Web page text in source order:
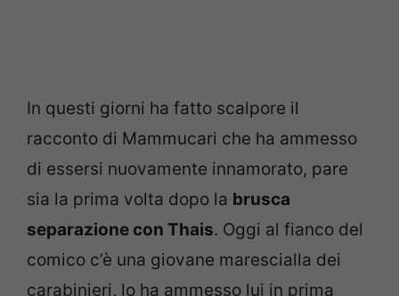
In questi giorni ha fatto scalpore il
racconto di Mammucari che ha ammesso
di essersi nuovamente innamorato, pare
sia la prima volta dopo la brusca
separazione con Thais. Oggi al fianco del
comico c’è una giovane marescialla dei
carabinieri, lo ha ammesso lui in prima